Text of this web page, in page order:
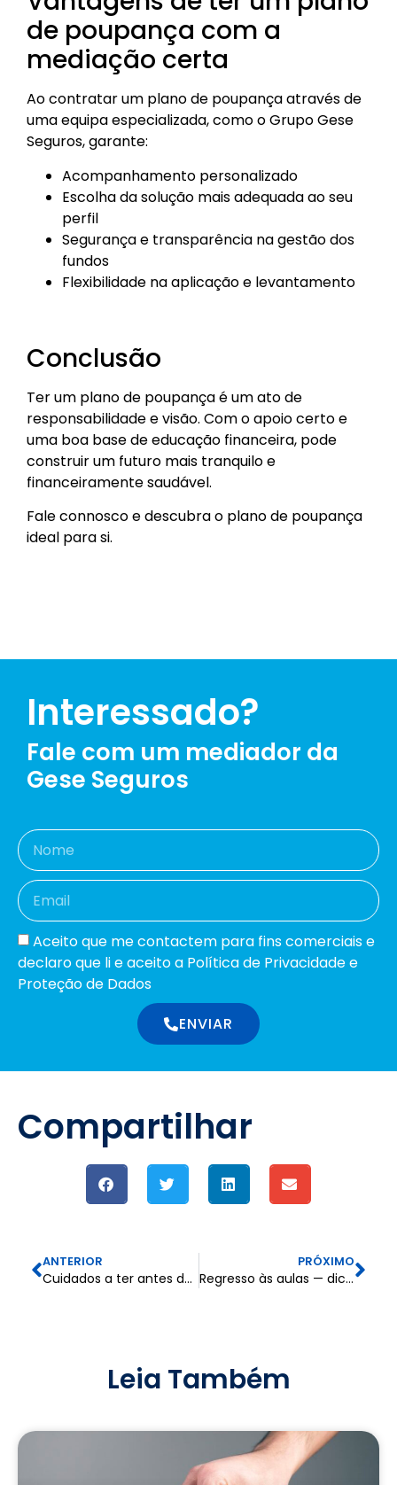
de poupança com a
mediação certa
Ao contratar um plano de poupança através de
uma equipa especializada, como o Grupo Gese
Seguros, garante:
Acompanhamento personalizado
Escolha da solução mais adequada ao seu
perfil
Segurança e transparência na gestão dos
fundos
Flexibilidade na aplicação e levantamento
Conclusão
Ter um plano de poupança é um ato de
responsabilidade e visão. Com o apoio certo e
uma boa base de educação financeira, pode
construir um futuro mais tranquilo e
financeiramente saudável.
Fale connosco e descubra o plano de poupança
ideal para si.
Interessado?
Fale com um mediador da
Gese Seguros
Aceito que me contactem para fins comerciais e
declaro que li e aceito a Política de Privacidade e
Proteção de Dados
ENVIAR
Compartilhar
ANTERIOR
Cuidados a ter antes de viajar: como garantir umas férias seguras e sem imprevistos
PRÓXIMO
Regresso às aulas — dicas para preparar a nova etapa comserenidade
Leia Também